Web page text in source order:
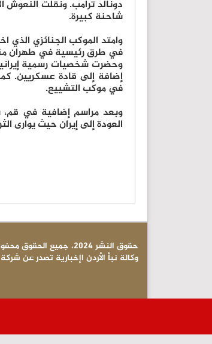
دونالد ترامب. ونُقلت
شاحنة كبيرة.
في طرق رئيسية في طهران
وحضرت شخصيات رسمية
إضافة إلى قادة عسكريين.
في موكب التشييع.
وبعد مراسم إضافية في
العودة إلى إيران حيث
© حقوق النشر 2024، جميع الحقوق محفوظة | نبأ الأردن
وكالة نبأ الأردن اإخبارية تصدر عن